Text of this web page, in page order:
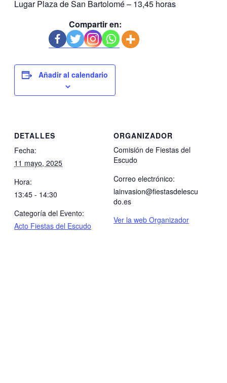
Lugar Plaza de San Bartolomé – 13,45 horas
Compartir en:
Añadir al calendario
DETALLES
Fecha:
11 mayo, 2025
Hora:
13:45 - 14:30
Categoría del Evento:
Acto Fiestas del Escudo
ORGANIZADOR
Comisión de Fiestas del
Escudo
Correo electrónico:
lainvasion@fiestasdelescu
do.es
Ver la web Organizador